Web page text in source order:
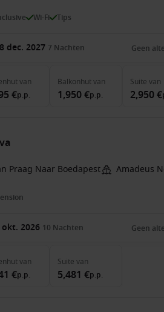
Wi-Fi Tips
dec. 2027 7 Nachten Geen
van
€p.p.
Balkonhutvan
1,950 €p.p.
Suite van
2,950 €
Praag Naar Boedapest Amadeus
okt. 2026 10 Nachten Geen
van
€p.p.
Suite van
5,481 €p.p.